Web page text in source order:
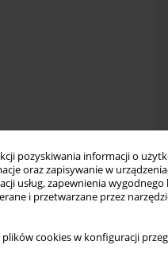
pozyskiwania informacji o
oraz zapisywanie w
usług, zapewnienia
i przetwarzane przez
cookies w konfiguracji